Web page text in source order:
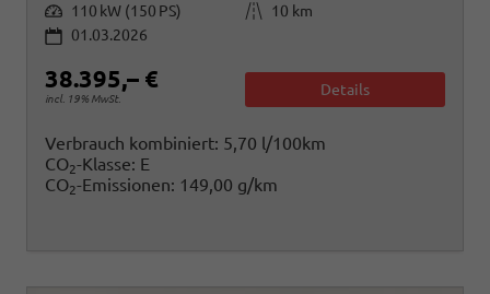
Leistung 110 kW (150 PS) Kilometerstand
10 km
01.03.2026
38.395,– €
incl. 19% MwSt.
Details
Verbrauch kombiniert: 5,70 l/100km
CO2-Klasse: E
CO2-Emissionen: 149,00 g/km